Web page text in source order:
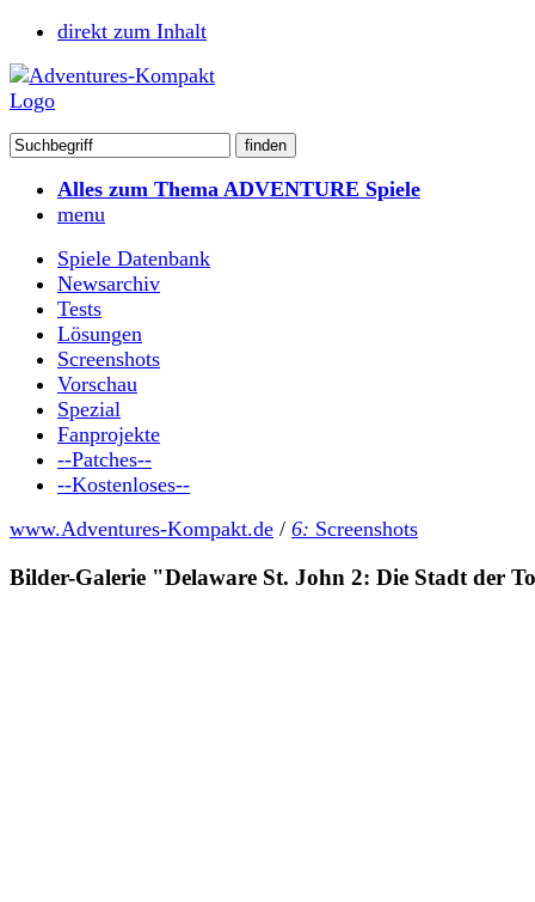
direkt zum Inhalt
Alles zum Thema ADVENTURE Spiele
menu
Spiele Datenbank
Newsarchiv
Tests
Lösungen
Screenshots
Vorschau
Spezial
Fanprojekte
--Patches--
--Kostenloses--
www.Adventures-Kompakt.de / 6: Screenshots
Bilder-Galerie "Delaware St. John 2: Die Stadt der